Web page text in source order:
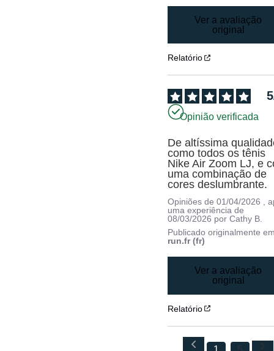
Ver a avaliação
original
Relatório
5
Opinião verificada
De altíssima
como todos os tênis
Nike Air Zoom LJ, e
uma combinação de
cores deslumbrante.
Opiniões de01/04/2026 ,
uma experiência de
08/03/2026 porCathy B.
Publicado originalmente
run.fr (fr)
Ver a avaliação
original
Relatório